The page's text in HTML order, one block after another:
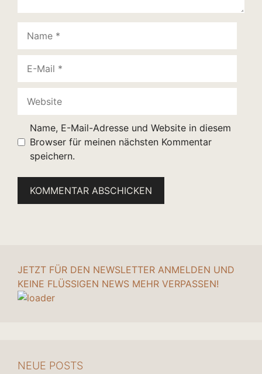
Mail
Name, E-Mail-Adresse und Website in diesem
Browser für meinen nächsten Kommentar
speichern.
JETZT FÜR DEN NEWSLETTER ANMELDEN UND
KEINE FLÜSSIGEN NEWS MEHR VERPASSEN!
NEUE POSTS